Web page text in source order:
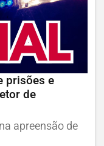
prisões e
de
apreensão de